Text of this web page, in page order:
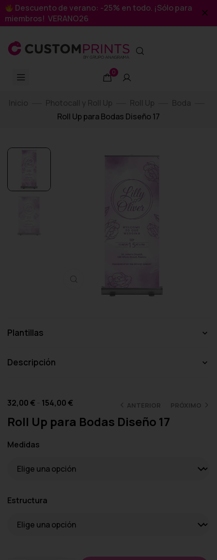
Descuento de verano: -25% en todo. ¡Sólo para
miembros! VERANO26
0
Inicio Photocall y Roll Up Roll Up
Boda
Roll Up para Bodas Diseño 17
Plantillas
Descripción
ANTERIOR PRÓXIMO
32,00€ 154,00€
Roll Up para Bodas Diseño 17
Medidas
Estructura